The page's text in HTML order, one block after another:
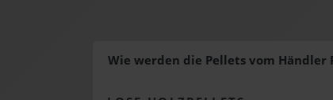
Wie werden die Pellets vom Händler